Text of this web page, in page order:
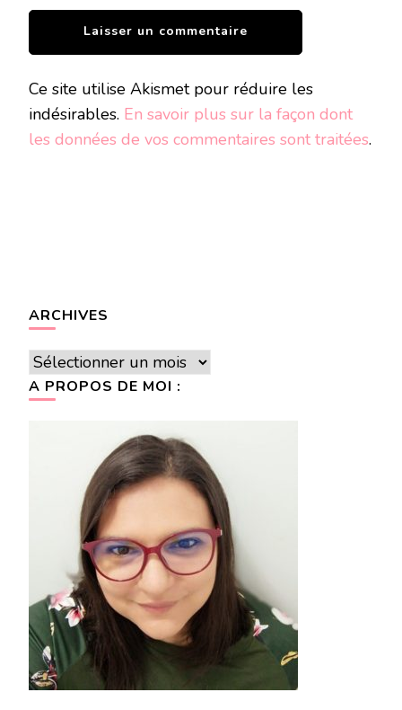
Ce site utilise Akismet pour réduire les
indésirables. En savoir plus sur la façon dont
les données de vos commentaires sont traitées.
ARCHIVES
Archives
A PROPOS DE MOI :